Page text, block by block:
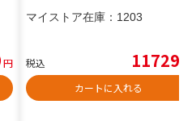
円
マイストア在庫： 1203
税込 11729
カートに入れる